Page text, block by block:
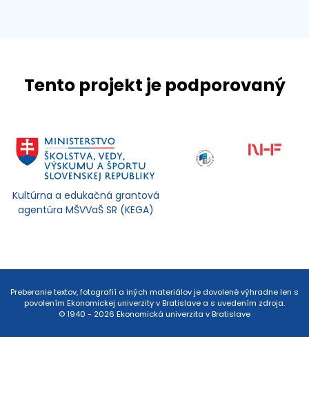
Tento projekt je podporovaný
Kultúrna a edukačná grantová
agentúra MŠVVaŠ SR (KEGA)
Preberanie textov, fotografií a iných materiálov je dovolené výhradne len s
povolením Ekonomickej univerzity v Bratislave a s uvedením zdroja.
© 1940 - 2026 Ekonomická univerzita v Bratislave